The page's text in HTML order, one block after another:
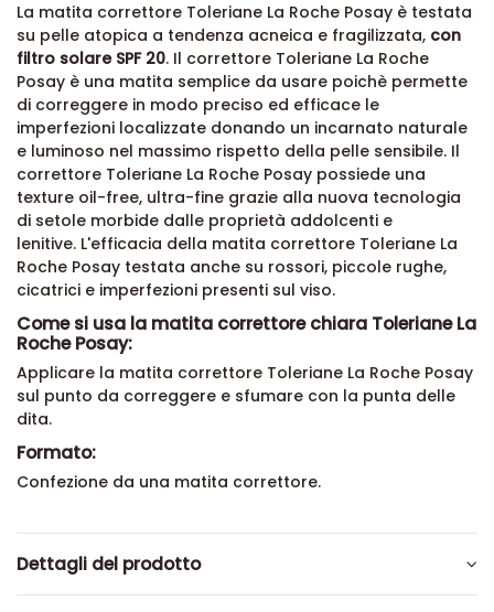
La matita correttore Toleriane La Roche Posay è testata
su pelle atopica a tendenza acneica e fragilizzata, con
filtro solare SPF 20. Il correttore Toleriane La Roche
Posay è una matita semplice da usare poichè permette
di correggere in modo preciso ed efficace le
imperfezioni localizzate donando un incarnato naturale
e luminoso nel massimo rispetto della pelle sensibile. Il
correttore Toleriane La Roche Posay possiede una
texture oil-free, ultra-fine grazie alla nuova tecnologia
di setole morbide dalle proprietà addolcenti e
lenitive. L'efficacia della matita correttore Toleriane La
Roche Posay testata anche su rossori, piccole rughe,
cicatrici e imperfezioni presenti sul viso.
Come si usa la matita correttore chiara Toleriane La
Roche Posay:
Applicare la matita correttore Toleriane La Roche Posay
sul punto da correggere e sfumare con la punta delle
dita.
Formato:
Confezione da una matita correttore.
Dettagli del prodotto